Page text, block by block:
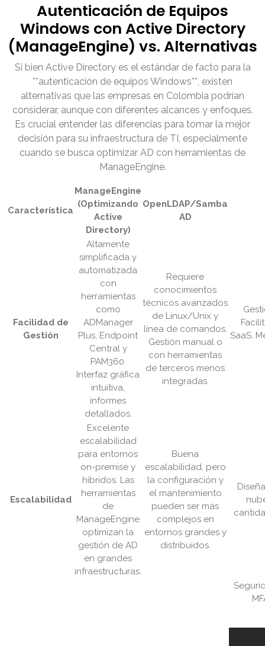
Autenticación de Equipos
Windows con Active Directory
(ManageEngine) vs. Alternativas
Si bien Active Directory es el estándar de facto para la
**autenticación de equipos Windows**, existen
alternativas que las empresas en Colombia podrían
considerar, aunque con diferentes alcances y enfoques.
Es crucial entender las diferencias para tomar la mejor
decisión para su infraestructura de TI, especialmente
cuando se busca optimizar AD con herramientas de
ManageEngine.
Característica
ManageEngine
(Optimizando
Active
Directory)
OpenLDAP/Samba
AD
Facilidad de
Gestión
Altamente
simplificada y
automatizada
con
herramientas
como
ADManager
Plus, Endpoint
Central y
PAM360.
Interfaz gráfica
intuitiva,
informes
detallados.
Requiere
conocimientos
técnicos avanzados
de Linux/Unix y
línea de comandos.
Gestión manual o
con herramientas
de terceros menos
integradas.
SaaS.
Escalabilidad
Excelente
escalabilidad
para entornos
on-premise y
híbridos. Las
herramientas
de
ManageEngine
optimizan la
gestión de AD
en grandes
infraestructuras.
Buena
escalabilidad, pero
la configuración y
el mantenimiento
pueden ser más
complejos en
entornos grandes y
distribuidos.